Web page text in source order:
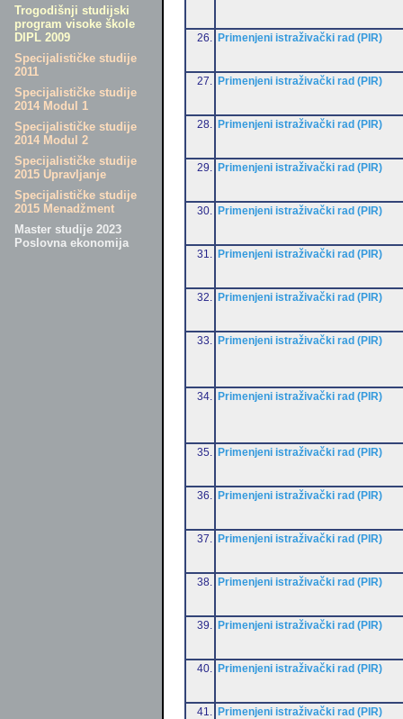
Trogodišnji studijski
program visoke škole
DIPL 2009
Specijalističke studije
2011
Specijalističke studije
2014 Modul 1
Specijalističke studije
2014 Modul 2
Specijalističke studije
2015 Upravljanje
Specijalističke studije
2015 Menadžment
Master studije 2023
Poslovna ekonomija
26. Primenjeni istraživački rad (PIR)
27. Primenjeni istraživački rad (PIR)
28. Primenjeni istraživački rad (PIR)
29. Primenjeni istraživački rad (PIR)
30. Primenjeni istraživački rad (PIR)
31. Primenjeni istraživački rad (PIR)
32. Primenjeni istraživački rad (PIR)
33. Primenjeni istraživački rad (PIR)
34. Primenjeni istraživački rad (PIR)
35. Primenjeni istraživački rad (PIR)
36. Primenjeni istraživački rad (PIR)
37. Primenjeni istraživački rad (PIR)
38. Primenjeni istraživački rad (PIR)
39. Primenjeni istraživački rad (PIR)
40. Primenjeni istraživački rad (PIR)
41. Primenjeni istraživački rad (PIR)